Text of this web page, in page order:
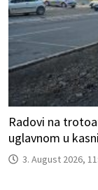
Radovi na
uglavnom u
3. August 2026,